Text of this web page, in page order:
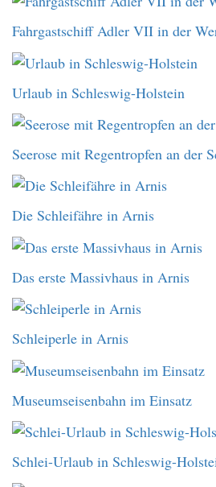
Fahrgastschiff Adler VII in der
Urlaub in Schleswig-Holstein
Seerose mit Regentropfen an der
Die Schleifähre in Arnis
Das erste Massivhaus in Arnis
Schleiperle in Arnis
Museumseisenbahn im Einsatz
Schlei-Urlaub in Schleswig-